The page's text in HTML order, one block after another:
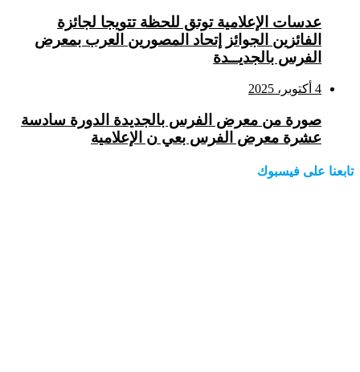
عدسات الإعلامية توتق للحظة تتويجا لجائزة
الفائزين الجوائز إتحاد المصورين العرب بمعرض
الفرس بالجديــدة
4 أكتوبر، 2025
صورة من معرض الفرس بالجديدة الدورة سادسة
عشرة معرض الفرس بعي ن الإعلامية
تابعنا على فيسبوك